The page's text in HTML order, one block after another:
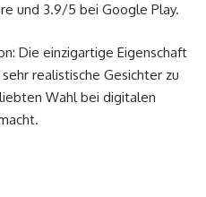
und 3.9/5 bei Google Play.
Die einzigartige Eigenschaft
realistische Gesichter zu
Wahl bei digitalen